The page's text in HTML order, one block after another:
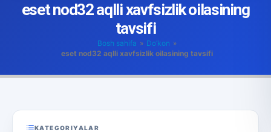
eset nod32 aqlli xavfsizlik oilasining
tavsifi
Bosh sahifa » Do’kon »
eset nod32 aqlli xavfsizlik oilasining tavsifi
KATEGORIYALAR